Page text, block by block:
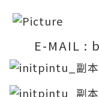
E-MAIL :